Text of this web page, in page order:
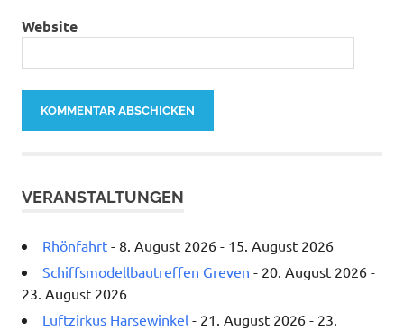
Website
VERANSTALTUNGEN
Rhönfahrt - 8. August 2026 - 15. August 2026
Schiffsmodellbautreffen Greven - 20. August 2026 -
23. August 2026
Luftzirkus Harsewinkel - 21. August 2026 - 23.